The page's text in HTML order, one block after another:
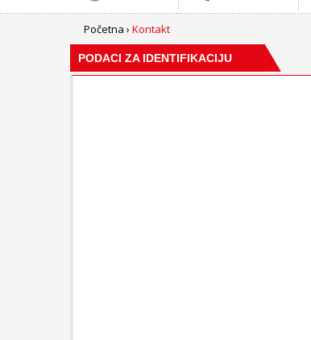
Početna › Kontakt
PODACI ZA IDENTIFIKACIJU